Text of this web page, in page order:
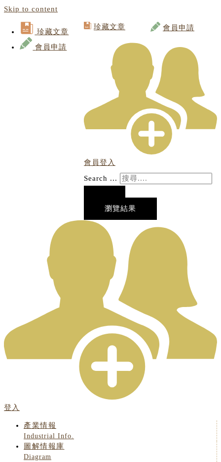
Skip to content
珍藏文章 會員申請
會員登入
Search ...
瀏覽結果
珍藏文章
會員申請
登入
產業情報
Industrial Info.
圖解情報庫
Diagram